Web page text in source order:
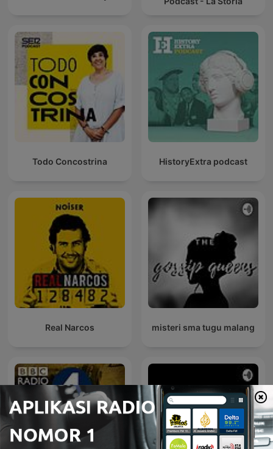
Todo Concostrina HistoryExtra podcast
Real Narcos misteri sma tugu malang